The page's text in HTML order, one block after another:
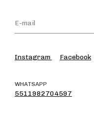
Instagram Facebook
WHATSAPP
5511982704597